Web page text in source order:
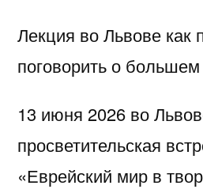
Лекция во Львове как
поговорить о большем
13 июня 2026 во
просветительская
«Еврейский мир в